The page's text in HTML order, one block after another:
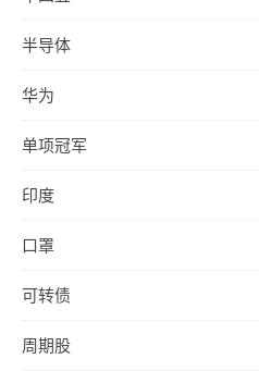
半导体
华为
单项冠军
印度
口罩
可转债
周期股